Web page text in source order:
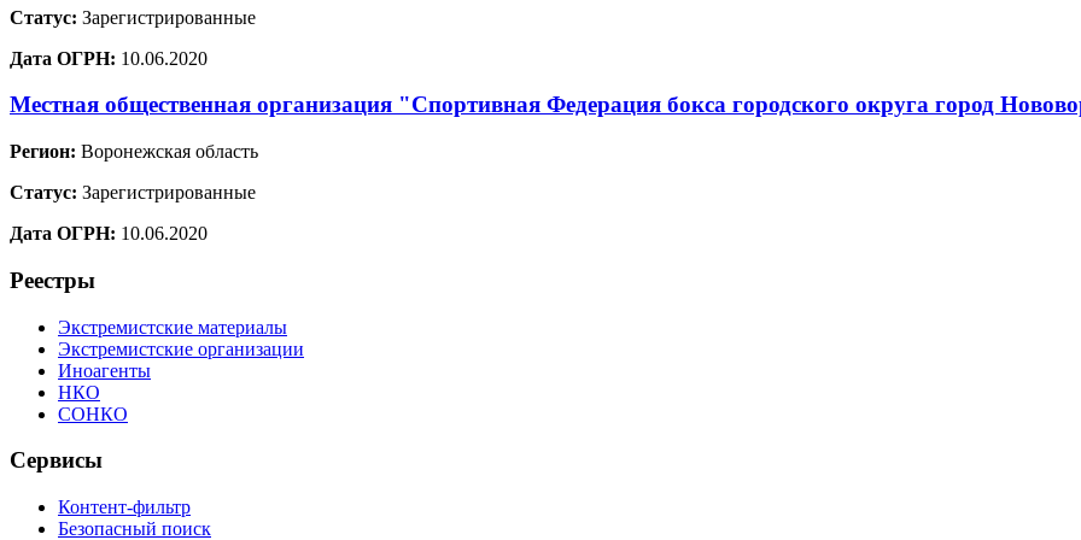
Статус: Зарегистрированные
Дата ОГРН: 10.06.2020
Местная общественная организация "Спортивная Федерация бокса городского округа город
Регион: Воронежская область
Статус: Зарегистрированные
Дата ОГРН: 10.06.2020
Реестры
Экстремистские материалы
Экстремистские организации
Иноагенты
НКО
СОНКО
Сервисы
Контент-фильтр
Безопасный поиск